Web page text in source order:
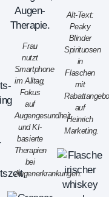
Frau
nutzt
Smartphone
im Alltag,
Fokus
auf
Augengesundheit
und KI-
basierte
Therapien
bei
Augenerkrankungen.
Alt-Text:
Peaky
Blinder
Spirituosen
in
Flaschen
mit
auf
Heinrich
Marketing.